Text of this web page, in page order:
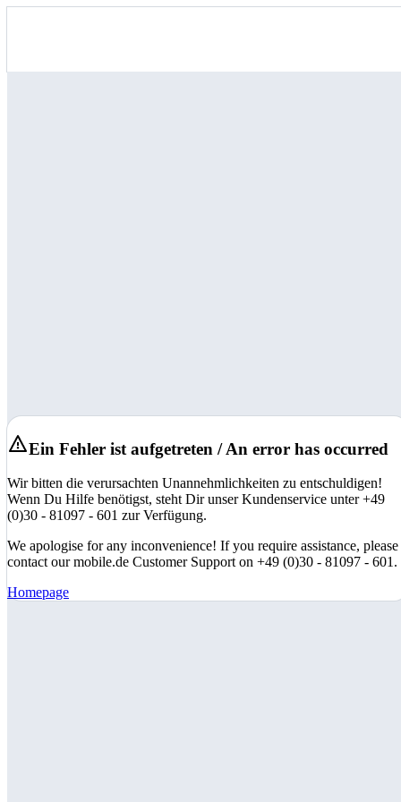
Ein Fehler ist aufgetreten / An error has occurred
Wir bitten die verursachten Unannehmlichkeiten zu entschuldigen!
Wenn Du Hilfe benötigst, steht Dir unser Kundenservice unter +49
(0)30 - 81097 - 601 zur Verfügung.
We apologise for any inconvenience! If you require assistance, please
contact our mobile.de Customer Support on +49 (0)30 - 81097 - 601.
Homepage